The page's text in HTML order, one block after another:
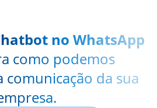
no WhatsApp
como podemos
da sua